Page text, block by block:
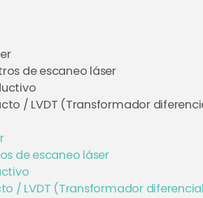
de escaneo láser
/ LVDT (Transformador
de escaneo láser
/ LVDT (Transformador